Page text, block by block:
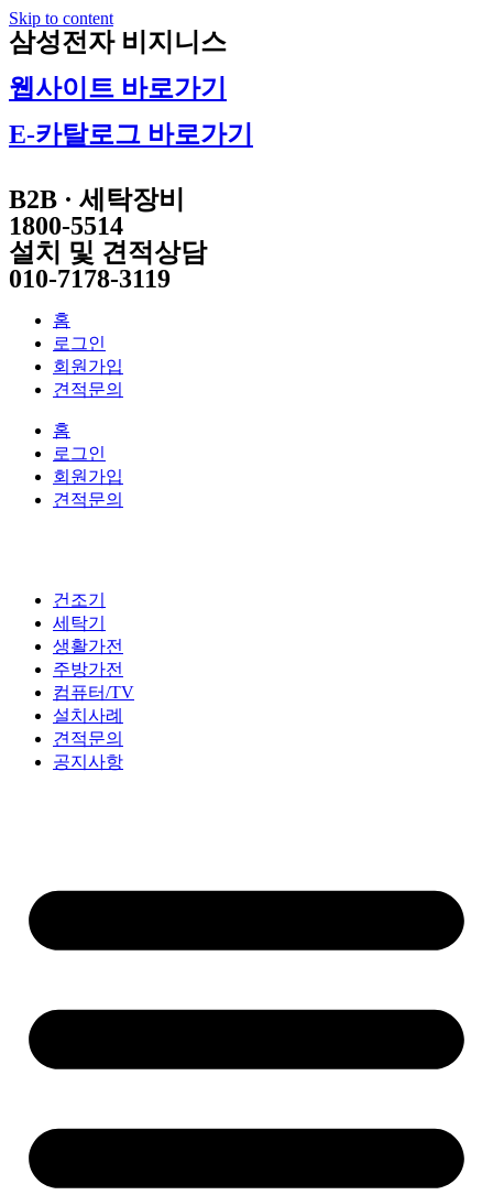
Skip to content
삼성전자 비지니스
웹사이트 바로가기
E-카탈로그 바로가기
B2B · 세탁장비
1800-5514
설치 및 견적상담
010-7178-3119
홈
로그인
회원가입
견적문의
홈
로그인
회원가입
견적문의
건조기
세탁기
생활가전
주방가전
컴퓨터/TV
설치사례
견적문의
공지사항